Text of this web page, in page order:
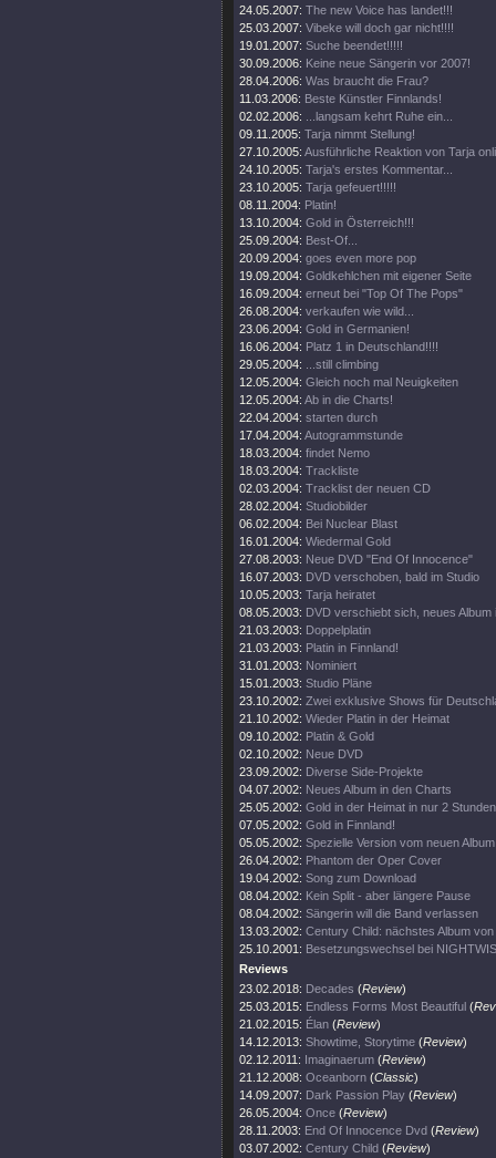
24.05.2007: The new Voice has landet!!!
25.03.2007: Vibeke will doch gar nicht!!!!
19.01.2007: Suche beendet!!!!!
30.09.2006: Keine neue Sängerin vor 2007!
28.04.2006: Was braucht die Frau?
11.03.2006: Beste Künstler Finnlands!
02.02.2006:
...langsam kehrt Ruhe ein...
09.11.2005: Tarja nimmt Stellung!
27.10.2005: Ausführliche Reaktion von Tarja
24.10.2005: Tarja's erstes Kommentar...
23.10.2005: Tarja gefeuert!!!!!
08.11.2004: Platin!
13.10.2004: Gold in Österreich!!!
25.09.2004: Best-Of...
20.09.2004: goes even more pop
19.09.2004: Goldkehlchen mit eigener Seite
16.09.2004: erneut bei "Top Of The Pops"
26.08.2004: verkaufen wie wild...
23.06.2004: Gold in Germanien!
16.06.2004: Platz 1 in Deutschland!!!!
29.05.2004:
...still climbing
12.05.2004: Gleich noch mal Neuigkeiten
12.05.2004: Ab in die Charts!
22.04.2004: starten durch
17.04.2004: Autogrammstunde
18.03.2004: findet Nemo
18.03.2004: Trackliste
02.03.2004: Tracklist der neuen CD
28.02.2004: Studiobilder
06.02.2004: Bei Nuclear Blast
16.01.2004: Wiedermal Gold
27.08.2003: Neue DVD "End Of Innocence"
16.07.2003: DVD verschoben, bald im Studio
10.05.2003: Tarja heiratet
08.05.2003: DVD verschiebt sich, neues Album
21.03.2003: Doppelplatin
21.03.2003: Platin in Finnland!
31.01.2003: Nominiert
15.01.2003: Studio Pläne
23.10.2002: Zwei exklusive Shows für
21.10.2002: Wieder Platin in der Heimat
09.10.2002: Platin & Gold
02.10.2002: Neue DVD
23.09.2002: Diverse Side-Projekte
04.07.2002: Neues Album in den Charts
25.05.2002: Gold in der Heimat in nur 2 Stunden
07.05.2002: Gold in Finnland!
05.05.2002: Spezielle Version vom neuen Album
26.04.2002: Phantom der Oper Cover
19.04.2002: Song zum Download
08.04.2002: Kein Split - aber längere Pause
08.04.2002: Sängerin will die Band verlassen
13.03.2002: Century Child: nächstes Album
25.10.2001: Besetzungswechsel bei
Reviews
23.02.2018: Decades (Review)
25.03.2015: Endless Forms Most Beautiful (
21.02.2015: Élan (Review)
14.12.2013: Showtime, Storytime (Review)
02.12.2011: Imaginaerum (Review)
21.12.2008: Oceanborn (Classic)
14.09.2007: Dark Passion Play (Review)
26.05.2004: Once (Review)
28.11.2003: End Of Innocence Dvd (Review)
03.07.2002: Century Child (Review)